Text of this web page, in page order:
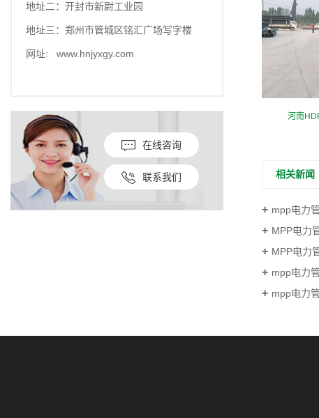
地址二：开封市新尉工业园
地址三：郑州市管城区铭汇广场写字楼
网址: www.hnjyxgy.com
在线咨询
联系我们
河南
相关新闻
mpp电力
MPP电力
MPP电力
mpp电力
mpp电力